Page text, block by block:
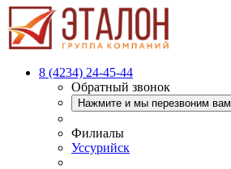
8 (4234) 24-45-44
Обратный звонок
Нажмите и мы перезвоним вам
Филиалы
Уссурийск